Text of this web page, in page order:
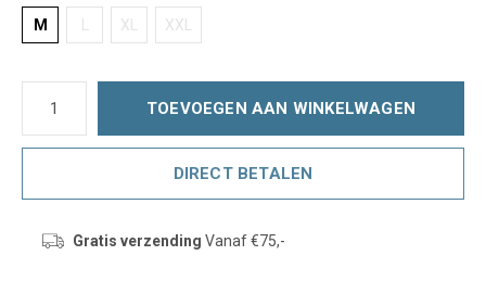
M XL XXL
TOEVOEGEN AAN WINKELWAGEN
DIRECT BETALEN
Gratis verzending Vanaf €75,-